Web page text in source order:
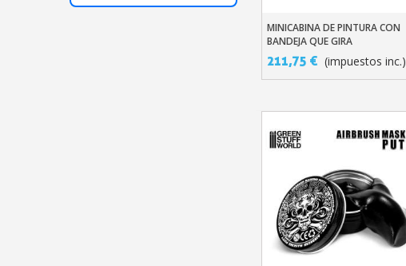
Añadir Al Carrito
MINICABINA DE PINTURA CON
BANDEJA QUE GIRA
211,75 € (impuestos inc.)